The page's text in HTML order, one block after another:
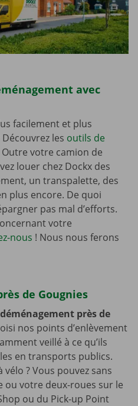
avec
facilement et plus
les outils de
Outre votre camion de
louer chez Dockx des
un transpalette, des
plus encore. De quoi
pas mal d’efforts.
votre
nous ! Nous nous ferons
de Gougnies
près de
nos points d’enlèvement
veillé à ce qu’ils
en transports publics.
? Vous pouvez sans
ou votre deux-roues sur le
ou du Pick-up Point